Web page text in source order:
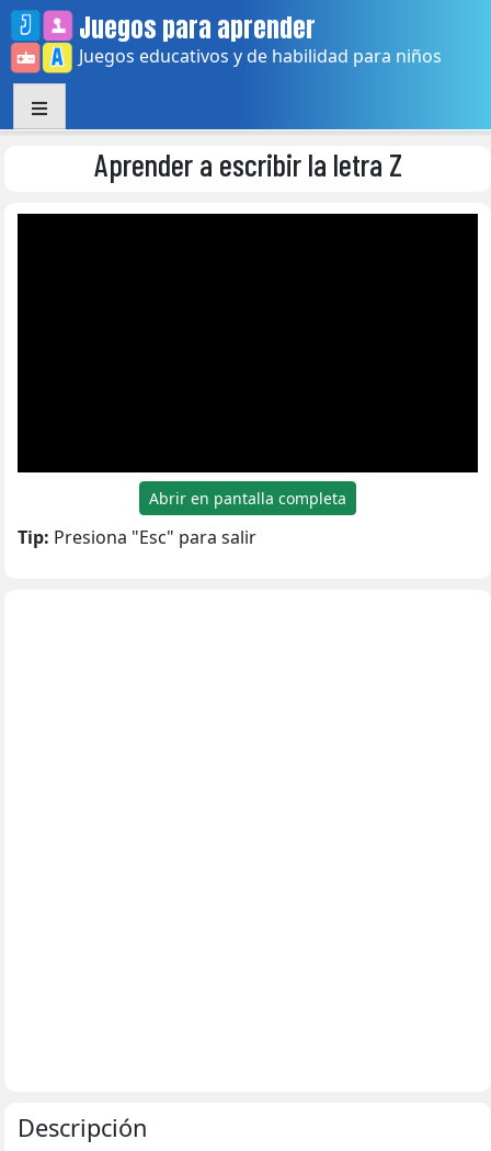
Skip
to
content
Juegos para aprender
Juegos educativos y de habilidad para niños
Aprender a escribir la letra Z
Abrir en pantalla completa
Tip: Presiona "Esc" para salir
Descripción